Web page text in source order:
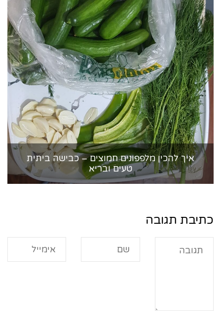
איך להכין מלפפונים חמוצים – כבישה ביתית
טעים ובריא
כתיבת תגובה